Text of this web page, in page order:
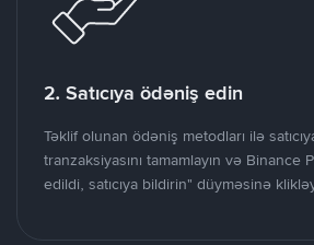
2. Satıcıya ödəniş edin
Təklif olunan ödəniş metodları ilə
tranzaksiyasını tamamlayın və Binance
edildi, satıcıya bildirin" düyməsinə